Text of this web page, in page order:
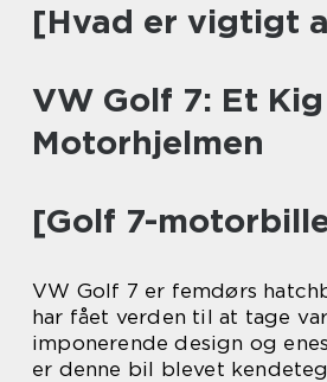
[Hvad er vigtigt
VW Golf 7: Et
Motorhjelmen
[Golf 7-
VW Golf 7 er femdørs
har fået verden til at tage
imponerende design og
er denne bil blevet